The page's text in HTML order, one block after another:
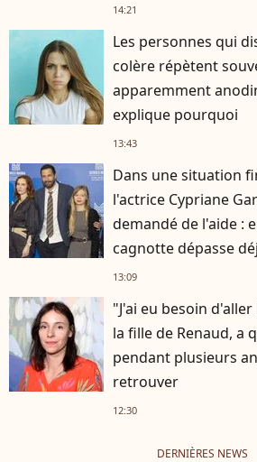
14:21
Les personnes qui
colère répètent
apparemment
explique pourquoi
13:43
Dans une situation
l'actrice Cypriane
demandé de l'aide :
cagnotte dépasse
13:09
"J'ai eu besoin
la fille de Renaud, a
pendant plusieurs
retrouver
12:30
DERNIÈRES NEWS